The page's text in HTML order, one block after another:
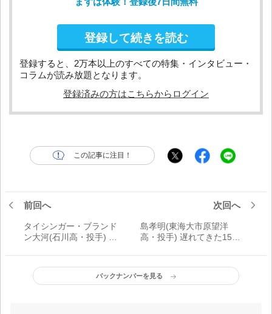
登録して続きを読む
登録すると、2万本以上のすべての特集・インタビュー・
コラムが読み放題となります。
登録済みの方はこちらからログイン
この記事に注目！
前回へ
タイシンガー・ブランド
ン大河(石川高・投手) 沖
次回へ
島孝明(東海大市原望洋
高・投手) 遅れてきた153
バックナンバーを見る